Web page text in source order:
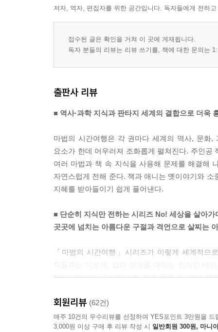
저자, 역자, 편집자를 위한 공간입니다. 독자들에게 전하
접수된 글은 확인을 거쳐 이 곳에 게재됩니다.
독자 분들의 리뷰는 리뷰 쓰기를, 책에 대한 문의는
출판사 리뷰
■ 역사·과학 지식과 판타지 세계의 결합으로 더욱
마법의 시간여행은 각 권마다 세계의 역사, 문화
요소가 한데 어우러져 조화롭게 펼쳐진다. 주인
여러 마법과 책 속 지식을 사용해 문제를 해결해
자연스럽게 전해 준다. 잭과 애니는 옛이야기와
지혜를 받아들이기 쉽게 풀어낸다.
■ 단순히 지식만 전하는 시리즈 No! 세상을 살아
곳곳에 넘치는 아름다운 구절과 격언으로 살찌는
「마법의 시간여행」시리즈가 이렇게 세계적
담아내면서도, 지식만으로 결코 채울 수 없는
추상적이지만, 결국 세상을 살아가는 데 필요
사랑받는 이유이기도 하다.
회원리뷰 (62건)
매주 10건의 우수리뷰를 선정하여 YES포인트 3만원을 드
3,000원 이상 구매 후 리뷰 작성 시 일반회원 300원, 마니